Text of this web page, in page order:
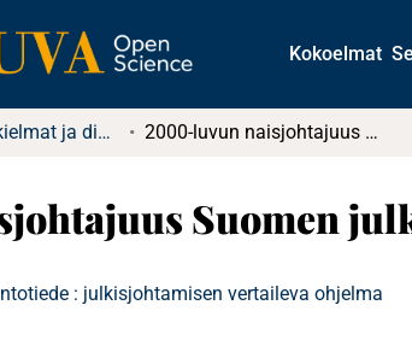
Kokoelmat
Pro gradu -tutkielmat ja diplomityöt 2000-luvun naisjohtajuus Suomen julkisella sektorilla
Suomen
: julkisjohtamisen vertaileva ohjelma